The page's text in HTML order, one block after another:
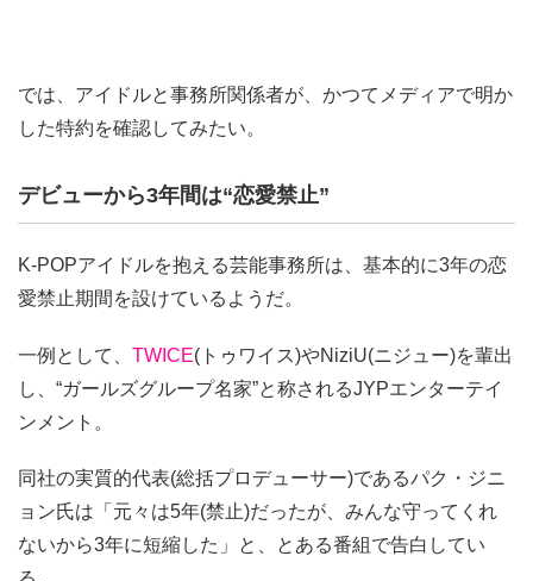
では、アイドルと事務所関係者が、かつてメディアで明か
した特約を確認してみたい。
デビューから3年間は“恋愛禁止”
K-POPアイドルを抱える芸能事務所は、基本的に3年の恋
愛禁止期間を設けているようだ。
一例として、 TWICE(トゥワイス)やNiziU(ニジュー)を輩出
し、“ガールズグループ名家”と称されるJYPエンターテイ
ンメント。
同社の実質的代表(総括プロデューサー)であるパク・ジニ
ョン氏は「元々は5年(禁止)だったが、みんな守ってくれ
ないから3年に短縮した」と、とある番組で告白してい